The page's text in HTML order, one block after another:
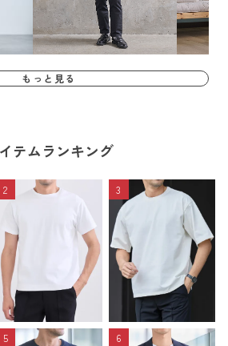
もっと見る
テムランキング
2 3
5 6